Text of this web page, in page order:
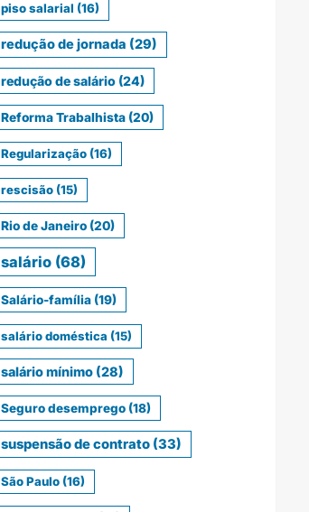
piso salarial (16)
redução de jornada (29)
redução de salário (24)
Reforma Trabalhista (20)
Regularização (16)
rescisão (15)
Rio de Janeiro (20)
salário (68)
Salário-família (19)
salário doméstica (15)
salário mínimo (28)
Seguro desemprego (18)
suspensão de contrato (33)
São Paulo (16)